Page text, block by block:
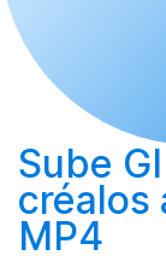
Sube
créalos
MP4